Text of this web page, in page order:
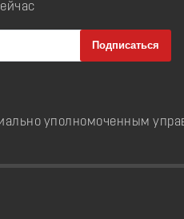
уполномоченным